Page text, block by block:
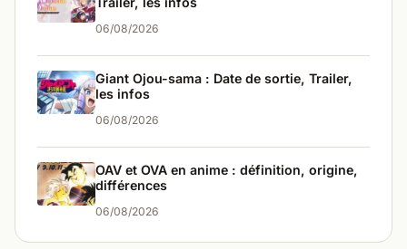
06/08/2026
Giant Ojou-sama : Date de sortie, Trailer,
les infos
06/08/2026
OAV et OVA en anime : définition, origine,
différences
06/08/2026